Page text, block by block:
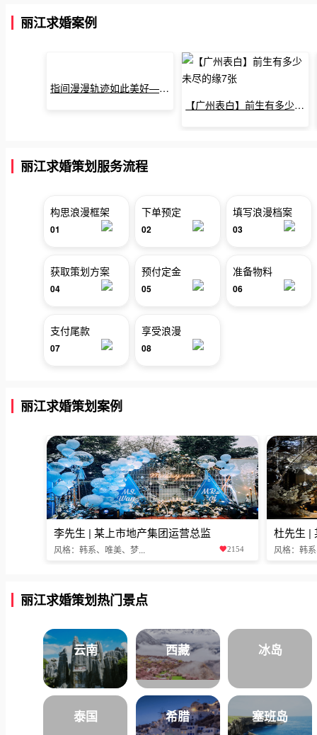
丽江求婚案例
指间漫漫轨迹如此美好——深圳烈焰玫瑰生日惊喜
【广州表白】前生有多少未尽的缘7张
丽江求婚策划服务流程
构思浪漫框架
01
下单预定
02
填写浪漫档案
03
获取策划方案
04
预付定金
05
准备物料
06
支付尾款
07
享受浪漫
08
丽江求婚策划案例
李先生 | 某上市地产集团运营总监
风格：韩系、唯美、梦... 2154
杜先生 |
风格：韩
丽江求婚策划热门景点
云南 西藏 冰岛
泰国 希腊 塞班岛